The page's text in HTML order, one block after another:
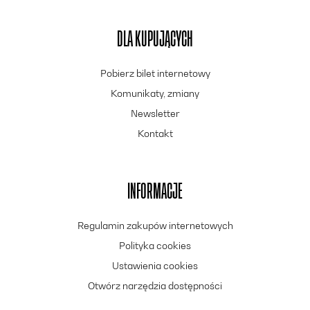
DLA KUPUJĄCYCH
Pobierz bilet internetowy
Komunikaty, zmiany
Newsletter
Kontakt
INFORMACJE
Regulamin zakupów internetowych
Polityka cookies
Ustawienia cookies
Otwórz narzędzia dostępności